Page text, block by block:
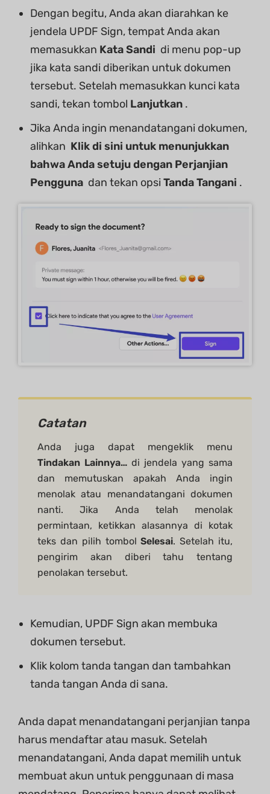
Dengan begitu, Anda akan diarahkan ke
jendela UPDF Sign, tempat Anda akan
memasukkan Kata Sandi di menu pop-up
jika kata sandi diberikan untuk dokumen
tersebut. Setelah memasukkan kunci kata
sandi, tekan tombol Lanjutkan .
Jika Anda ingin menandatangani dokumen,
alihkan Klik di sini untuk menunjukkan
bahwa Anda setuju dengan Perjanjian
Pengguna dan tekan opsi Tanda Tangani .
Catatan
Anda juga dapat mengeklik menu
Tindakan Lainnya… di jendela yang sama
dan memutuskan apakah Anda ingin
menolak atau menandatangani dokumen
nanti. Jika Anda telah menolak
permintaan, ketikkan alasannya di kotak
teks dan pilih tombolSelesai. Setelah itu,
pengirim akan diberi tahu tentang
penolakan tersebut.
Kemudian, UPDF Sign akan membuka
dokumen tersebut.
Klik kolom tanda tangan dan tambahkan
tanda tangan Anda di sana.
Anda dapat menandatangani perjanjian tanpa
harus mendaftar atau masuk. Setelah
menandatangani, Anda dapat memilih untuk
membuat akun untuk penggunaan di masa